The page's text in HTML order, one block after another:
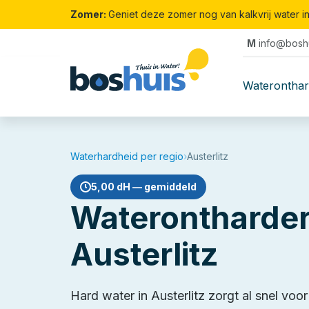
Zomer: Geniet deze zomer nog van kalkvrij water
M
Waterhardheid per regio›Austerlitz
5,00 dH — gemiddeld
Austerlitz
Hard water in Austerlitz zorgt al snel